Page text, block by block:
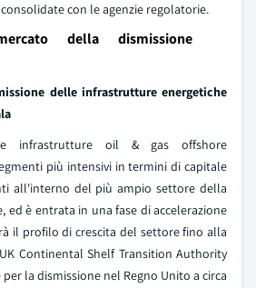
con le agenzie regolatorie.
della dismissione
delle infrastrutture energetiche
infrastrutture oil & gas offshore
più intensivi in termini di capitale
all'interno del più ampio settore della
ed è entrata in una fase di accelerazione
il profilo di crescita del settore fino alla
Continental Shelf Transition Authority
la dismissione nel Regno Unito a circa